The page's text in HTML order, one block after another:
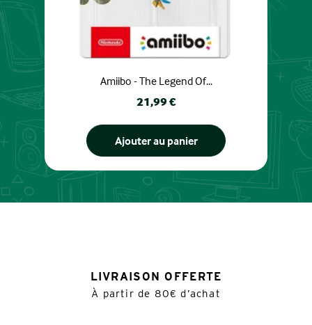
Amiibo - The Legend Of...
Prix
21,99 €
Ajouter au panier
LIVRAISON OFFERTE
À partir de 80€ d’achat